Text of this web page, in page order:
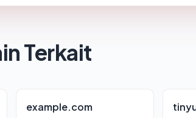
Terkait
example.com